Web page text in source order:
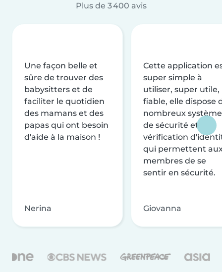
Plus de 3 400 avis
Une façon belle et
sûre de trouver des
babysitters et de
faciliter le quotidien
des mamans et des
papas qui ont besoin
d'aide à la maison !
Nerina
Cette application
super simple à
utiliser, super utile,
fiable, elle dispose
nombreux
de sécurité et de
vérification
qui permettent
membres de se
sentir en sécurité.
Giovanna